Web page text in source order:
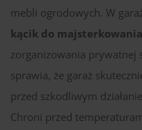
mebli ogrodowych. W
kącik do majsterkowania
zorganizowania prywatnej
sprawia, że garaż
przed szkodliwym
Chroni przed